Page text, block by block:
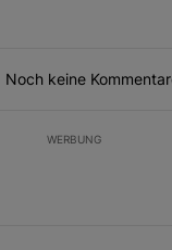
Noch keine
WERBUNG